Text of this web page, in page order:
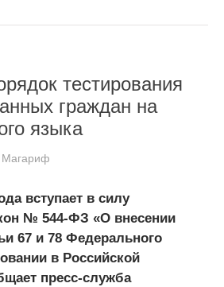
тестирования
граждан на
языка
Магариф
вступает в силу
№ 544-ФЗ «О внесении
67 и 78 Федерального
в Российской
пресс-служба